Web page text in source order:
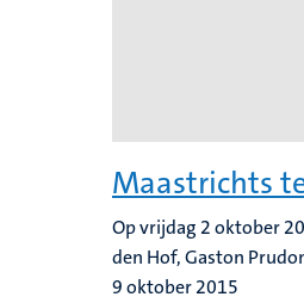
Maastrichts
Op vrijdag 2 oktober
den Hof, Gaston
9 oktober 2015